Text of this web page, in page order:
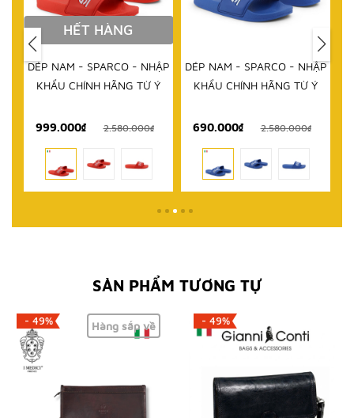
HẾT HÀNG
DÉP NAM - SPARCO - NHẬP
KHẨU CHÍNH HÃNG TỪ Ý
999.000₫ 2.580.000₫
DÉP NAM - SPARCO - NHẬP
KHẨU CHÍNH HÃNG TỪ Ý
690.000₫ 2.580.000₫
SẢN PHẨM TƯƠNG TỰ
- 49% Hàng sắp về - 49%